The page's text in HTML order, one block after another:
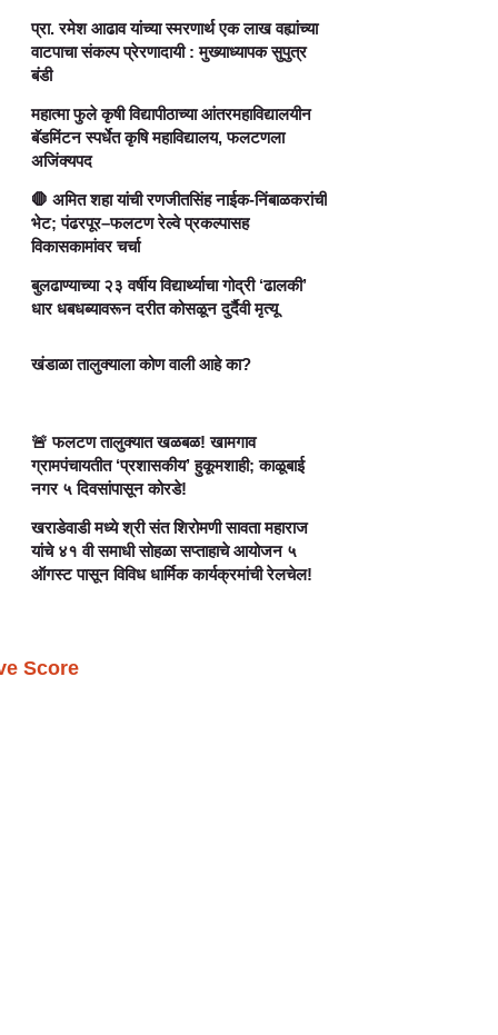
प्रा. रमेश आढाव यांच्या स्मरणार्थ एक लाख वह्यांच्या
वाटपाचा संकल्प प्रेरणादायी : मुख्याध्यापक सुपुत्र
बंडी
महात्मा फुले कृषी विद्यापीठाच्या आंतरमहाविद्यालयीन
बॅडमिंटन स्पर्धेत कृषि महाविद्यालय, फलटणला
अजिंक्यपद
🛑 अमित शहा यांची रणजीतसिंह नाईक-निंबाळकरांची
भेट; पंढरपूर–फलटण रेल्वे प्रकल्पासह
विकासकामांवर चर्चा
बुलढाण्याच्या २३ वर्षीय विद्यार्थ्याचा गोद्री ‘ढालकी’
धार धबधब्यावरून दरीत कोसळून दुर्दैवी मृत्यू
खंडाळा तालुक्याला कोण वाली आहे का?
🚨 फलटण तालुक्यात खळबळ! खामगाव
ग्रामपंचायतीत ‘प्रशासकीय’ हुकूमशाही; काळूबाई
नगर ५ दिवसांपासून कोरडे!
खराडेवाडी मध्ये श्री संत शिरोमणी सावता महाराज
यांचे ४१ वी समाधी सोहळा सप्ताहाचे आयोजन ५
ऑगस्ट पासून विविध धार्मिक कार्यक्रमांची रेलचेल!
Score